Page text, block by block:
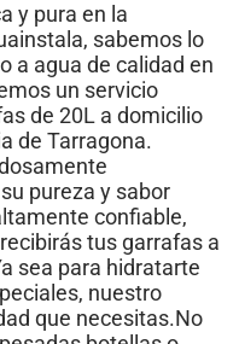
y pura en la
sabemos lo
a agua de calidad en
un servicio
de 20L a domicilio
de Tarragona.
pureza y sabor
confiable,
tus garrafas a
sea para hidratarte
nuestro
que necesitas.No